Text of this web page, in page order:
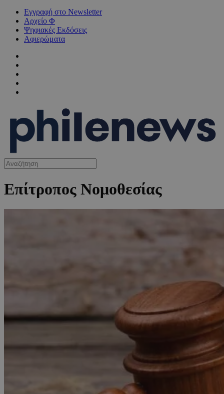
Εγγραφή στο Newsletter
Αρχείο Φ
Ψηφιακές Εκδόσεις
Αφιερώματα
Επίτροπος Νομοθεσίας